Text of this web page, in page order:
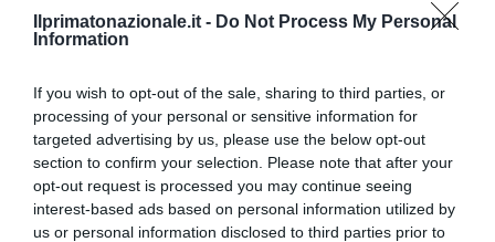
Ilprimatonazionale.it - Do Not Process My Personal
Information
If you wish to opt-out of the sale, sharing to third parties, or
processing of your personal or sensitive information for
targeted advertising by us, please use the below opt-out
section to confirm your selection. Please note that after your
opt-out request is processed you may continue seeing
interest-based ads based on personal information utilized by
us or personal information disclosed to third parties prior to
Tekne agli americani: il Golden Power è l’ultima trincea
di uno Stato senza politica...